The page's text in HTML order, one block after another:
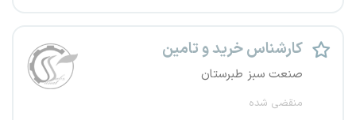
کارشناس خرید و تامین
صنعت سبز طبرستان
منقضی شده